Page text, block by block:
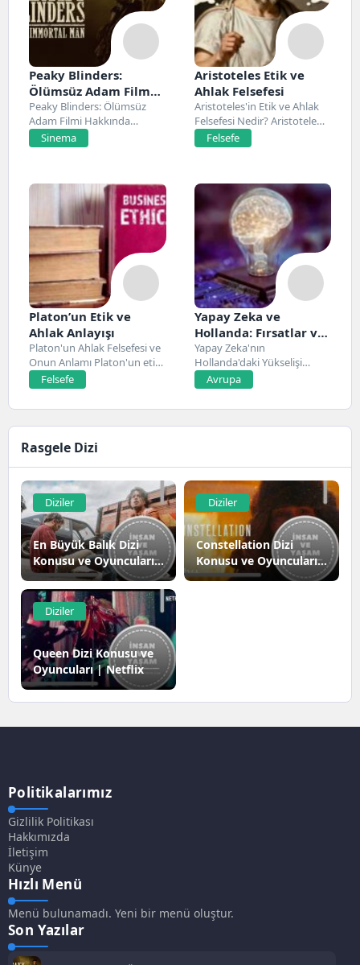
Peaky Blinders:
Ölümsüz Adam Film
Konusu, Oyuncuları
ve İnceleme
Peaky Blinders: Ölümsüz
Adam Filmi Hakkında
Netflix’te 20 Mart 2026...
Sinema
Aristoteles Etik ve
Ahlak Felsefesi
Aristoteles'in Etik ve Ahlak
Felsefesi Nedir? Aristoteles,
Antik Yunan felsefesinin...
Felsefe
Platon’un Etik ve
Ahlak Anlayışı
Platon'un Ahlak Felsefesi ve
Onun Anlamı Platon'un etik
ve ahlak...
Felsefe
Yapay Zeka ve
Hollanda: Fırsatlar ve
Zorluklar
Yapay Zeka'nın
Hollanda'daki Yükselişi
Hollanda, son yıllarda yapay
zeka alanında...
Avrupa
Rasgele Dizi
Diziler
En Büyük Balık Dizi
Konusu ve Oyuncuları |
Netflix
Diziler
Constellation Dizi
Konusu ve Oyuncuları |
Apple Tv+
Diziler
Queen Dizi Konusu ve
Oyuncuları | Netflix
Politikalarımız
Gizlilik Politikası
Hakkımızda
İletişim
Künye
Hızlı Menü
Menü bulunamadı. Yeni bir menü oluştur.
Son Yazılar